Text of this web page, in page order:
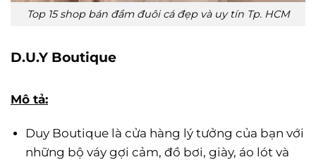
Top 15 shop bán đầm đuôi cá đẹp và uy tín Tp. HCM
D.U.Y Boutique
Mô tả:
Duy Boutique là cửa hàng lý tưởng của bạn với
những bộ váy gợi cảm, đồ bơi, giày, áo lót và